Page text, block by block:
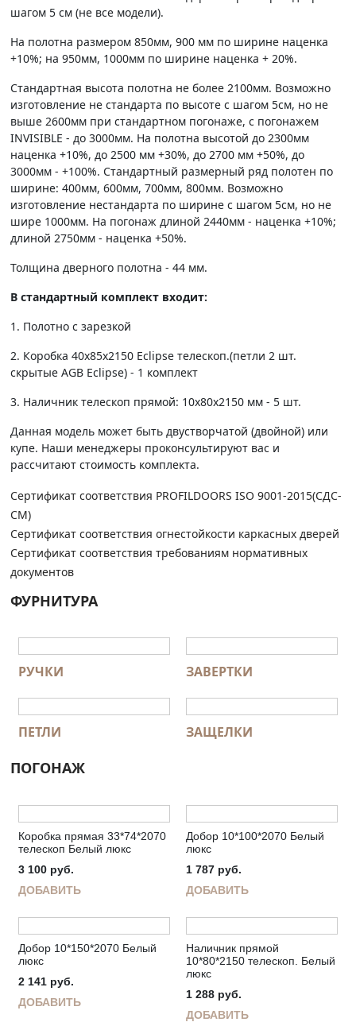
шагом 5 см (не все модели).
На полотна размером 850мм, 900 мм по ширине наценка
+10%; на 950мм, 1000мм по ширине наценка + 20%.
Стандартная высота полотна не более 2100мм. Возможно
изготовление не стандарта по высоте с шагом 5см, но не
выше 2600мм при стандартном погонаже, с погонажем
INVISIBLE - до 3000мм. На полотна высотой до 2300мм
наценка +10%, до 2500 мм +30%, до 2700 мм +50%, до
3000мм - +100%. Стандартный размерный ряд полотен по
ширине: 400мм, 600мм, 700мм, 800мм. Возможно
изготовление нестандарта по ширине с шагом 5см, но не
шире 1000мм. На погонаж длиной 2440мм - наценка +10%;
длиной 2750мм - наценка +50%.
Толщина дверного полотна - 44 мм.
В стандартный комплект входит:
1. Полотно c зарезкой
2. Коробка 40х85х2150 Eclipse телескоп.(петли 2 шт.
скрытые AGB Eclipse) - 1 комплект
3. Наличник телескоп прямой: 10х80х2150 мм - 5 шт.
Данная модель может быть двустворчатой (двойной) или
купе. Наши менеджеры проконсультируют вас и
рассчитают стоимость комплекта.
Сертификат соответствия PROFILDOORS ISO 9001-2015(СДС-
СМ)
Сертификат соответствия огнестойкости каркасных дверей
Сертификат соответствия требованиям нормативных
документов
ФУРНИТУРА
РУЧКИ ЗАВЕРТКИ
ПЕТЛИ ЗАЩЕЛКИ
ПОГОНАЖ
Коробка прямая 33*74*2070
телескоп Белый люкс
3 100 руб.
ДОБАВИТЬ
Добор 10*100*2070 Белый
люкс
1 787 руб.
ДОБАВИТЬ
Добор 10*150*2070 Белый
люкс
2 141 руб.
ДОБАВИТЬ
Наличник прямой
10*80*2150 телескоп. Белый
люкс
1 288 руб.
ДОБАВИТЬ